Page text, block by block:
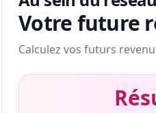
Votre future
Calculez vos futurs